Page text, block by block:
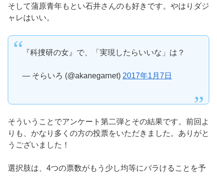
そして蒲原青年もとい石井さんのも好きです。やはりダジ
ャレはいい。
『科捜研の女』で、「実現したらいいな」は？
— そらいろ (@akanegarnet) 2017年1月7日
そういうことでアンケート第二弾とその結果です。前回よ
りも、かなり多くの方の投票をいただきました。ありがと
うございました！
選択肢は、4つの票数がもう少し均等にバラけることを予